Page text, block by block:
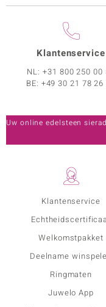
Klantenservice
Welkomstpakket
Deelname
Ringmaten
Juwelo App
Klantenservice
NL:+31 800 250 00
BE: +49 30 21 78 26
Uw online edelsteen